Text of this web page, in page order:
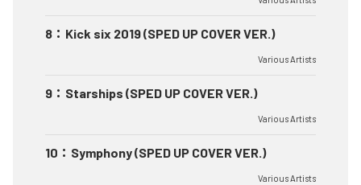
8 ： Kick six 2019 (SPED UP COVER VER.)
Various Artists
9 ： Starships (SPED UP COVER VER.)
Various Artists
10 ： Symphony (SPED UP COVER VER.)
Various Artists